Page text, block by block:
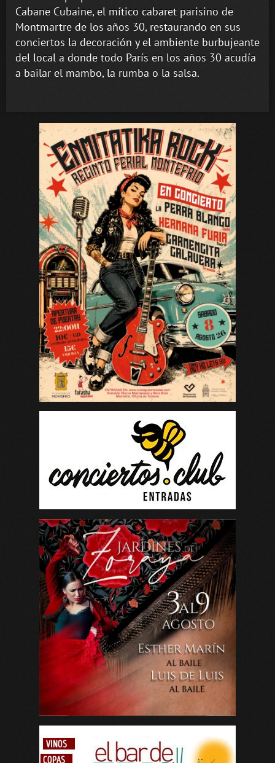
Cabane Cubaine, el mítico cabaret parisino de
Montmartre de los años 30, restaurando en sus
conciertos la decoración y el ambiente burbujeante
del local a donde todo París en los años 30 acudía
a bailar el mambo, la rumba o la salsa.